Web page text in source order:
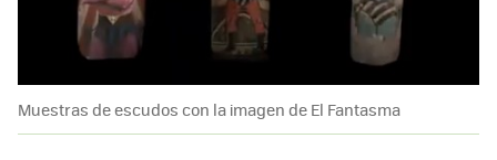
Muestras de escudos con la imagen de El Fantasma